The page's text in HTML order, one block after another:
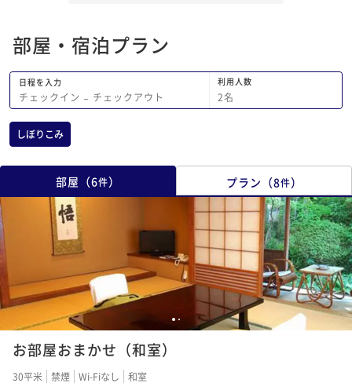
た。 お部屋もお風呂も大満足でした お
と思いましたが量、質ともに満足でした
ほかのスタッフの方もどなたも感じがよ
かったです お宿の良さが働くみなさん
に現れてあおました また利用したいで
す Ｃさん、Ｋさんにまたお会いできた
部屋・宿泊プラン
日程を入力
チェックイン − チェックアウト
利用人数
2名
しぼりこみ
部屋 （6件） プラン （8件）
1 2
お部屋おまかせ（和室）
30平米 禁煙 Wi-Fiなし 和室